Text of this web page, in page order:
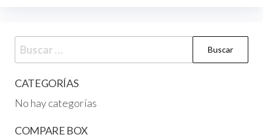
CATEGORÍAS
No hay categorías
COMPARE BOX